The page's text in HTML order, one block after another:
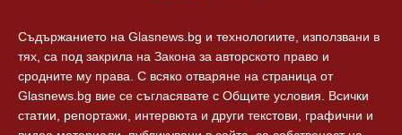
Съдържанието на Glasnews.bg и технологиите, използвани в
тях, са под закрила на Закона за авторското право и
сродните му права. С всяко отваряне на страница от
Glasnews.bg вие се съгласявате с Общите условия. Всички
статии, репортажи, интервюта и други текстови, графични и